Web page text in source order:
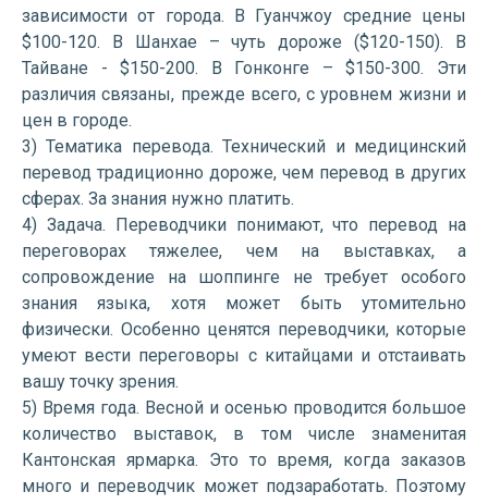
зависимости от города. В Гуанчжоу средние цены
$100-120. В Шанхае – чуть дороже ($120-150). В
Тайване - $150-200. В Гонконге – $150-300. Эти
различия связаны, прежде всего, с уровнем жизни и
цен в городе.
3) Тематика перевода. Технический и медицинский
перевод традиционно дороже, чем перевод в других
сферах. За знания нужно платить.
4) Задача. Переводчики понимают, что перевод на
переговорах тяжелее, чем на выставках, а
сопровождение на шоппинге не требует особого
знания языка, хотя может быть утомительно
физически. Особенно ценятся переводчики, которые
умеют вести переговоры с китайцами и отстаивать
вашу точку зрения.
5) Время года. Весной и осенью проводится большое
количество выставок, в том числе знаменитая
Кантонская ярмарка. Это то время, когда заказов
много и переводчик может подзаработать. Поэтому